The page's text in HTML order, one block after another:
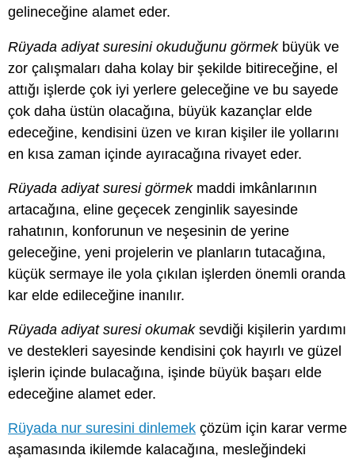
gelineceğine alamet eder.
Rüyada adiyat suresini okuduğunu görmekbüyük ve
zor çalışmaları daha kolay bir şekilde bitireceğine, el
attığı işlerde çok iyi yerlere geleceğine ve bu sayede
çok daha üstün olacağına, büyük kazançlar elde
edeceğine, kendisini üzen ve kıran kişiler ile yollarını
en kısa zaman içinde ayıracağına rivayet eder.
Rüyada adiyat suresi görmekmaddi imkânlarının
artacağına, eline geçecek zenginlik sayesinde
rahatının, konforunun ve neşesinin de yerine
geleceğine, yeni projelerin ve planların tutacağına,
küçük sermaye ile yola çıkılan işlerden önemli oranda
kar elde edileceğine inanılır.
Rüyada adiyat suresi okumaksevdiği kişilerin yardımı
ve destekleri sayesinde kendisini çok hayırlı ve güzel
işlerin içinde bulacağına, işinde büyük başarı elde
edeceğine alamet eder.
Rüyada nur suresini dinlemek çözüm için karar verme
aşamasında ikilemde kalacağına, mesleğindeki